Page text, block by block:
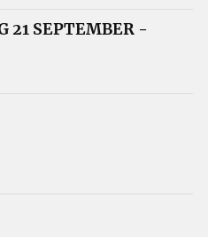
21 SEPTEMBER -